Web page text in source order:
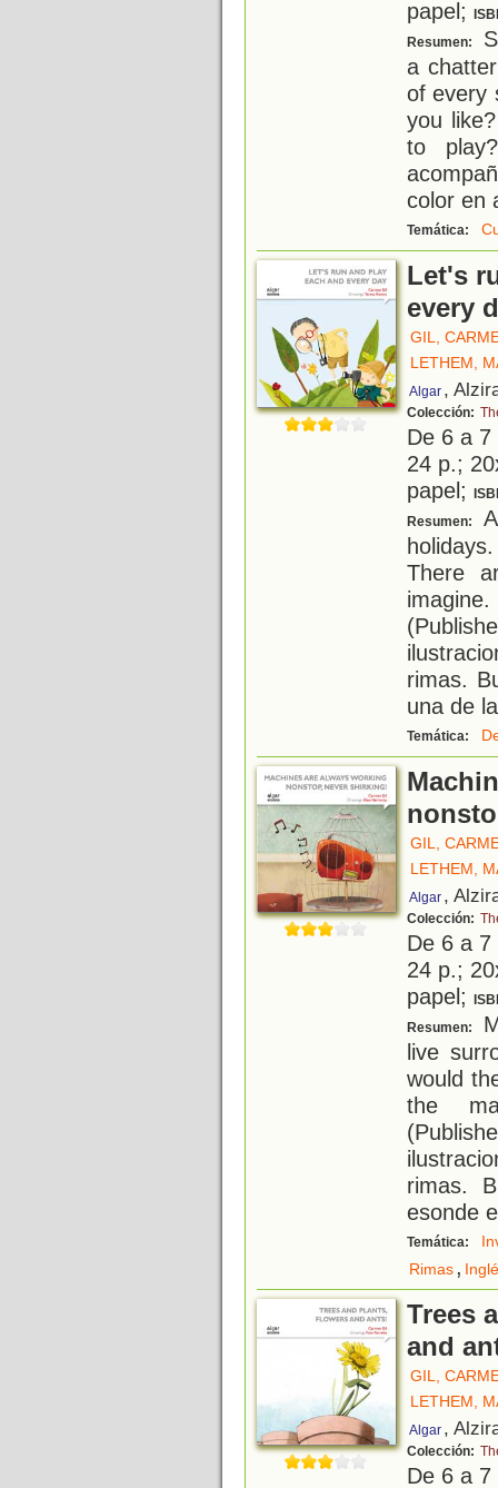
papel;
Resumen:
a
of every
you
to
color en
Temática:
Let's
every
GIL,
LETHEM,
Algar ,
Colección:
De 6 a
24 p.;
papel;
Resumen:
There
rimas.
una de
Temática:
GIL,
LETHEM,
Algar ,
Colección:
De 6 a
24 p.;
papel;
Resumen:
live
would
the
rimas.
esonde
Temática:
Rimas,
Trees
and
GIL,
LETHEM,
Algar ,
Colección:
De 6 a